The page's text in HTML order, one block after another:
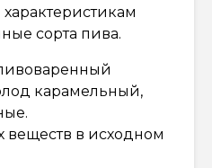
сорта пива.
карамельный,
веществ в исходном